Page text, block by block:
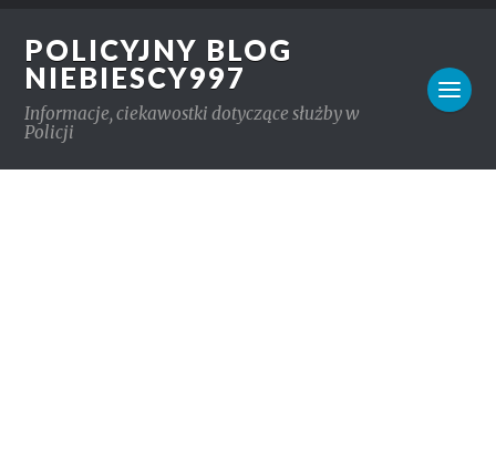
POLICYJNY BLOG
NIEBIESCY997
Informacje, ciekawostki dotyczące służby w
Policji